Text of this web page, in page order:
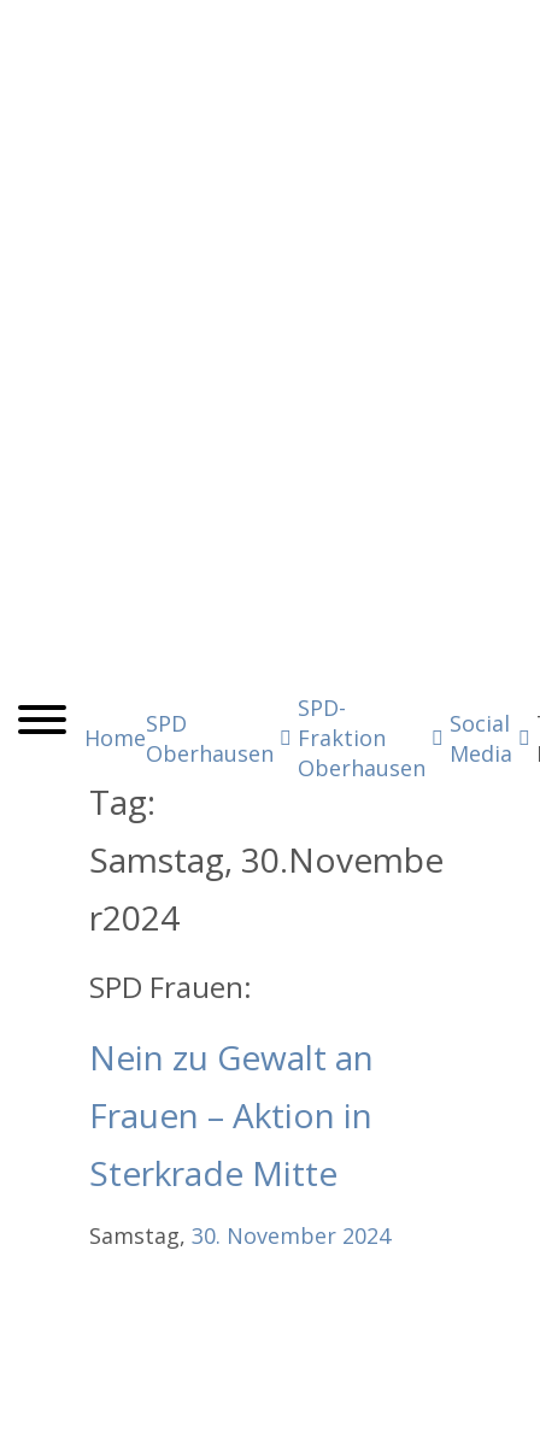
Home
SPD
Oberhausen
SPD-
Fraktion
Oberhausen
Social
Media
Tag:
Samstag, 30.Novembe
r2024
SPD Frauen:
Nein zu Gewalt an
Frauen – Aktion in
Sterkrade Mitte
Samstag, 30. November 2024